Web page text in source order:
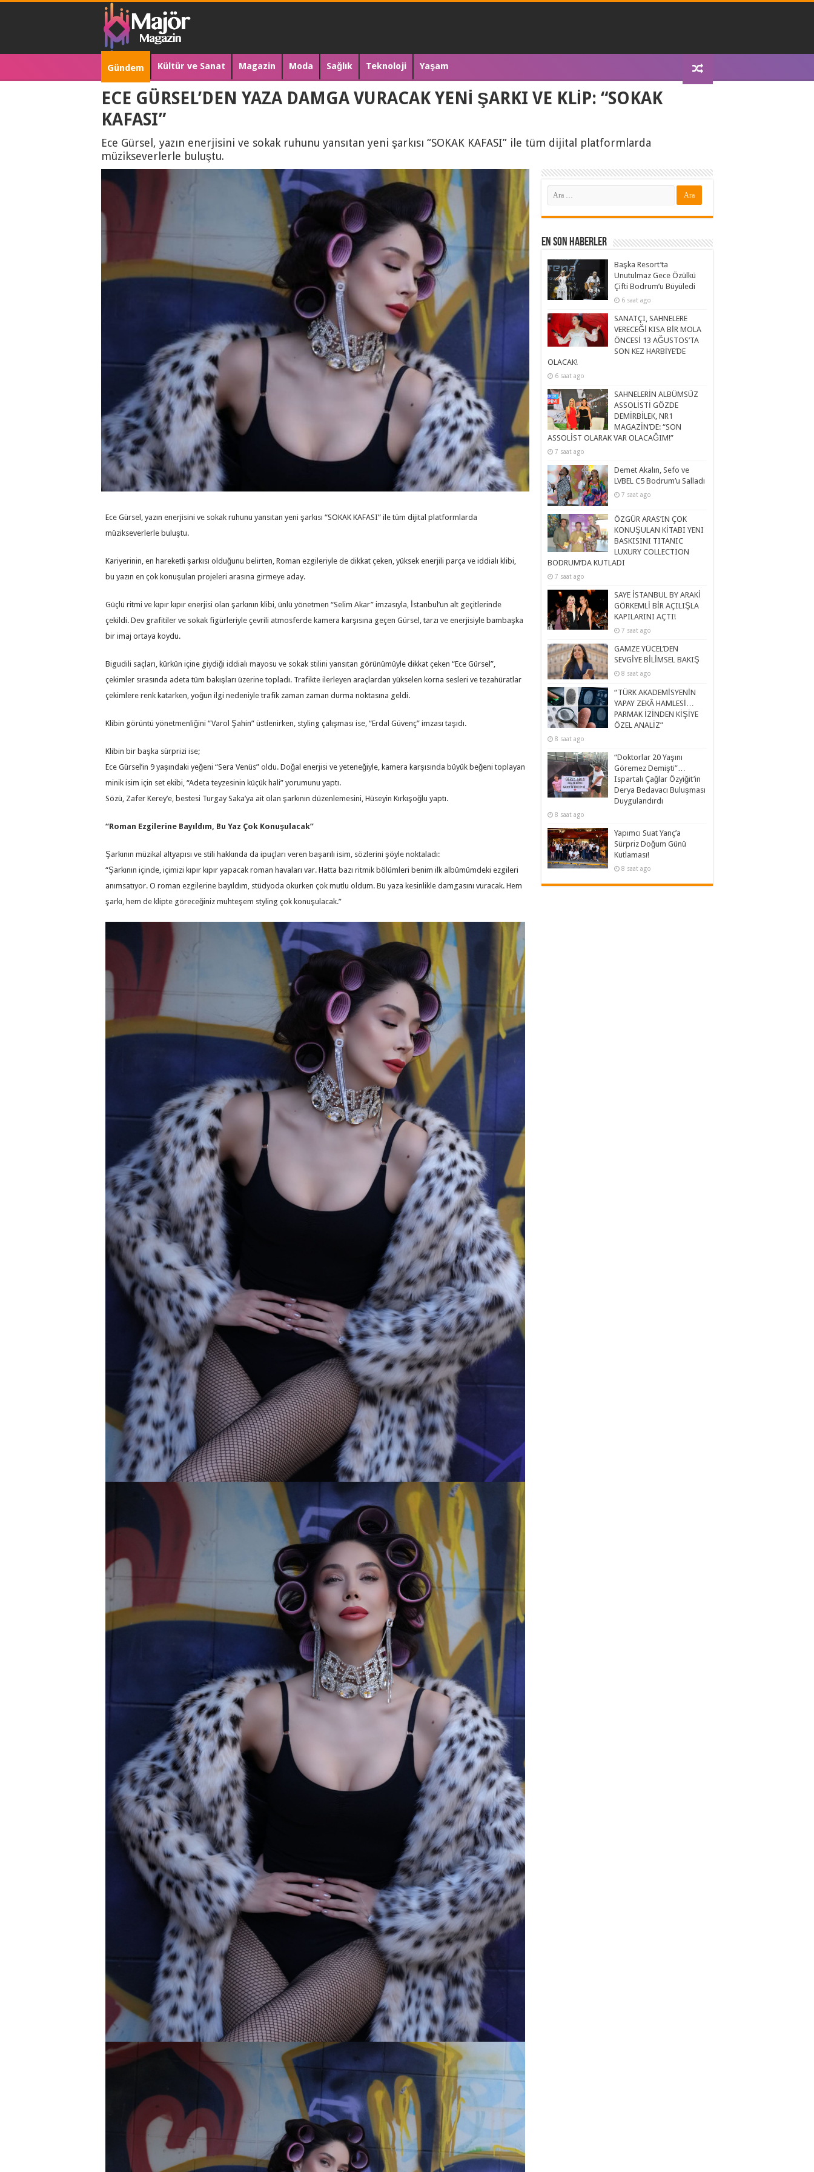
Gündem Kültür ve Sanat Magazin Moda Sağlık Teknoloji Yaşam
ECE GÜRSEL’DEN YAZA DAMGA VURACAK YENİ ŞARKI VE KLİP: “SOKAK
KAFASI”
Ece Gürsel, yazın enerjisini ve sokak ruhunu yansıtan yeni şarkısı “SOKAK KAFASI” ile tüm dijital platformlarda
müzikseverlerle buluştu.
Ece Gürsel, yazın enerjisini ve sokak ruhunu yansıtan yeni şarkısı “SOKAK KAFASI” ile tüm dijital platformlarda
müzikseverlerle buluştu.
Kariyerinin, en hareketli şarkısı olduğunu belirten, Roman ezgileriyle de dikkat çeken, yüksek enerjili parça ve iddialı klibi,
bu yazın en çok konuşulan projeleri arasına girmeye aday.
Güçlü ritmi ve kıpır kıpır enerjisi olan şarkının klibi, ünlü yönetmen “Selim Akar” imzasıyla, İstanbul’un alt geçitlerinde
çekildi. Dev grafitiler ve sokak figürleriyle çevrili atmosferde kamera karşısına geçen Gürsel, tarzı ve enerjisiyle bambaşka
bir imaj ortaya koydu.
Bigudili saçları, kürkün içine giydiği iddialı mayosu ve sokak stilini yansıtan görünümüyle dikkat çeken “Ece Gürsel”,
çekimler sırasında adeta tüm bakışları üzerine topladı. Trafikte ilerleyen araçlardan yükselen korna sesleri ve tezahüratlar
çekimlere renk katarken, yoğun ilgi nedeniyle trafik zaman zaman durma noktasına geldi.
Klibin görüntü yönetmenliğini “Varol Şahin” üstlenirken, styling çalışması ise, “Erdal Güvenç” imzası taşıdı.
Klibin bir başka sürprizi ise;
Ece Gürsel’in 9 yaşındaki yeğeni “Sera Venüs” oldu. Doğal enerjisi ve yeteneğiyle, kamera karşısında büyük beğeni toplayan
minik isim için set ekibi, “Adeta teyzesinin küçük hali” yorumunu yaptı.
Sözü, Zafer Kerey’e, bestesi Turgay Saka’ya ait olan şarkının düzenlemesini, Hüseyin Kırkışoğlu yaptı.
“Roman Ezgilerine Bayıldım, Bu Yaz Çok Konuşulacak”
Şarkının müzikal altyapısı ve stili hakkında da ipuçları veren başarılı isim, sözlerini şöyle noktaladı:
“Şarkının içinde, içimizi kıpır kıpır yapacak roman havaları var. Hatta bazı ritmik bölümleri benim ilk albümümdeki ezgileri
anımsatıyor. O roman ezgilerine bayıldım, stüdyoda okurken çok mutlu oldum. Bu yaza kesinlikle damgasını vuracak. Hem
şarkı, hem de klipte göreceğiniz muhteşem styling çok konuşulacak.”
En Son Haberler
Başka Resort’ta
Unutulmaz Gece Özülkü
Çifti Bodrum’u Büyüledi
6 saat ago
SANATÇI, SAHNELERE
VERECEĞİ KISA BİR MOLA
ÖNCESİ 13 AĞUSTOS’TA
SON KEZ HARBİYE’DE
OLACAK!
6 saat ago
SAHNELERİN ALBÜMSÜZ
ASSOLİSTİ GÖZDE
DEMİRBİLEK, NR1
MAGAZİN’DE: “SON
ASSOLİST OLARAK VAR OLACAĞIM!”
7 saat ago
Demet Akalın, Sefo ve
LVBEL C5 Bodrum’u Salladı
7 saat ago
ÖZGÜR ARAS’IN ÇOK
KONUŞULAN KİTABI YENI
BASKISINI TITANIC
LUXURY COLLECTION
BODRUM’DA KUTLADI
7 saat ago
SAYE İSTANBUL BY ARAKİ
GÖRKEMLİ BİR AÇILIŞLA
KAPILARINI AÇTI!
7 saat ago
GAMZE YÜCEL’DEN
SEVGİYE BİLİMSEL BAKIŞ
8 saat ago
“TÜRK AKADEMİSYENİN
YAPAY ZEKÂ HAMLESİ…
PARMAK İZİNDEN KİŞİYE
ÖZEL ANALİZ”
8 saat ago
“Doktorlar 20 Yaşını
Göremez Demişti”…
Ispartalı Çağlar Özyiğit’in
Derya Bedavacı Buluşması
Duygulandırdı
8 saat ago
Yapımcı Suat Yanç’a
Sürpriz Doğum Günü
Kutlaması!
8 saat ago